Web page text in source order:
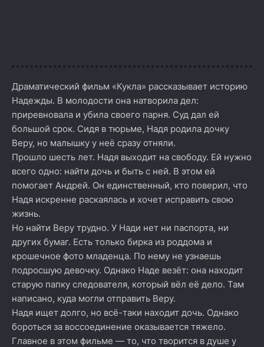
Драматический фильм «Кукла» рассказывает историю
Надежды. В молодости она натворила дел:
приревновала и убила своего парня. Суд дал ей
большой срок. Сидя в тюрьме, Надя родила дочку
Веру, но малышку у неё сразу отняли.
Прошло шесть лет. Надя выходит на свободу. Ей нужно
всего одно: найти дочь и быть с ней. В этом ей
помогает Андрей. Он единственный, кто поверил, что
Надя искренне раскаялась и хочет исправить свою
жизнь.
Но найти Веру трудно. У Нади нет ни паспорта, ни
других бумаг. Есть только бирка из роддома и
крошечное фото младенца. По нему не узнаешь
подросшую девочку. Однако Наде везёт: она находит
старую папку следователя, который вёл её дело. Там
написано, куда могли отправить Веру.
Надя ищет долго, но всё-таки находит дочь. Однако
бороться за воссоединение оказывается тяжело.
Главное в этом фильме — то, что творится в душе у